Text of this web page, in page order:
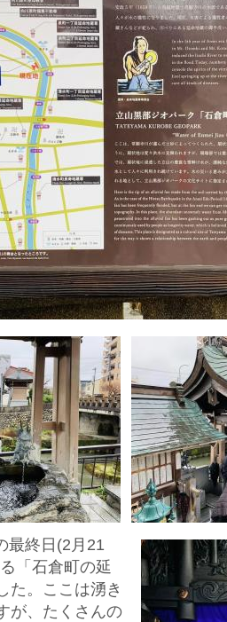
最終日(2月21
「石倉町の延
た。ここは湧き
が、たくさんの